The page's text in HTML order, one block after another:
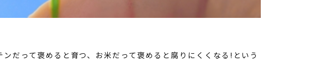
だって褒めると育つ、お米だって褒めると腐りにくくなる!という